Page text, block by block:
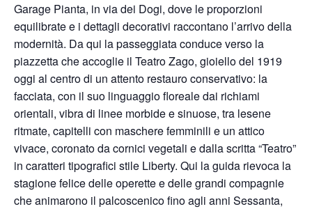
Garage Pianta, in via dei Dogi, dove le proporzioni
equilibrate e i dettagli decorativi raccontano l’arrivo della
modernità. Da qui la passeggiata conduce verso la
piazzetta che accoglie il Teatro Zago, gioiello del 1919
oggi al centro di un attento restauro conservativo: la
facciata, con il suo linguaggio floreale dai richiami
orientali, vibra di linee morbide e sinuose, tra lesene
ritmate, capitelli con maschere femminili e un attico
vivace, coronato da cornici vegetali e dalla scritta “Teatro”
in caratteri tipografici stile Liberty. Qui la guida rievoca la
stagione felice delle operette e delle grandi compagnie
che animarono il palcoscenico fino agli anni Sessanta,